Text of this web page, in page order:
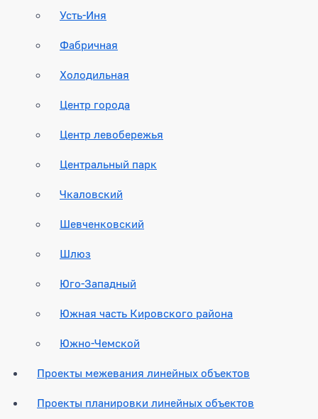
Усть-Иня
Фабричная
Холодильная
Центр города
Центр левобережья
Центральный парк
Чкаловский
Шевченковский
Шлюз
Юго-Западный
Южная часть Кировского района
Южно-Чемской
Проекты межевания линейных объектов
Проекты планировки линейных объектов